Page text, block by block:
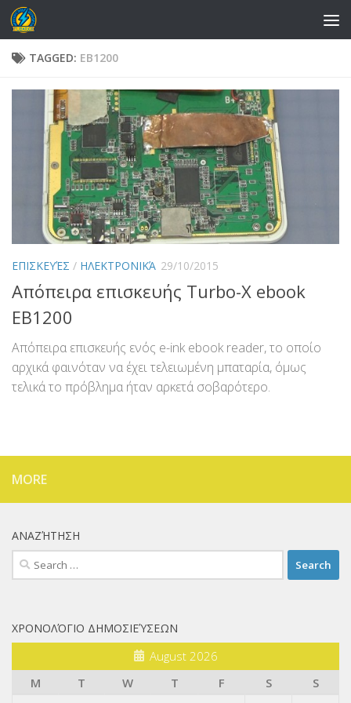
Skip to content
TAGGED: EB1200
ΕΠΙΣΚΕΥΈΣ / ΗΛΕΚΤΡΟΝΙΚΆ 29/10/2015
Απόπειρα επισκευής Turbo-X ebook
EB1200
Απόπειρα επισκευής ενός e-ink ebook reader, το οποίο
αρχικά φαινόταν να έχει τελειωμένη μπαταρία, όμως
τελικά το πρόβλημα ήταν αρκετά σοβαρότερο.
MORE
ΑΝΑΖΉΤΗΣΗ
Search
for:
ΧΡΟΝΟΛΌΓΙΟ ΔΗΜΟΣΙΕΎΣΕΩΝ
August 2026
M
T W T F S
S